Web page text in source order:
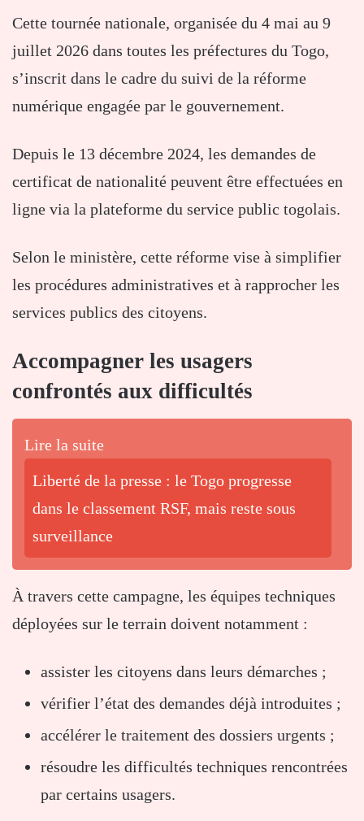
Cette tournée nationale, organisée du 4 mai au 9
juillet 2026 dans toutes les préfectures du Togo,
s’inscrit dans le cadre du suivi de la réforme
numérique engagée par le gouvernement.
Depuis le 13 décembre 2024, les demandes de
certificat de nationalité peuvent être effectuées en
ligne via la plateforme du service public togolais.
Selon le ministère, cette réforme vise à simplifier
les procédures administratives et à rapprocher les
services publics des citoyens.
Accompagner les usagers
confrontés aux difficultés
Lire la suite
Liberté de la presse : le Togo progresse
dans le classement RSF, mais reste sous
surveillance
À travers cette campagne, les équipes techniques
déployées sur le terrain doivent notamment :
assister les citoyens dans leurs démarches ;
vérifier l’état des demandes déjà introduites ;
accélérer le traitement des dossiers urgents ;
résoudre les difficultés techniques rencontrées
par certains usagers.